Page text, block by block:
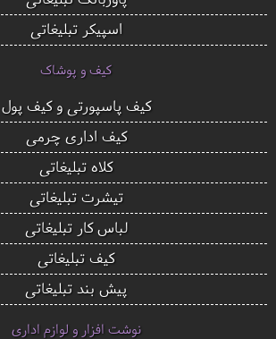
اسپیکر تبلیغاتی
کیف و پوشاک
کیف پاسپورتی و کیف پول
کیف اداری چرمی
کلاه تبلیغاتی
تیشرت تبلیغاتی
لباس کار تبلیغاتی
کیف تبلیغاتی
پیش بند تبلیغاتی
نوشت افزار و لوازم اداری